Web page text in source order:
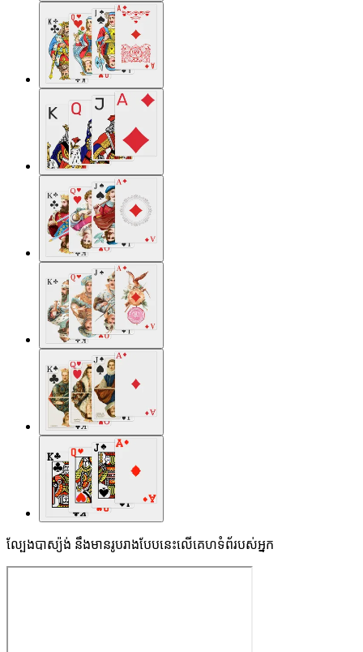
ល្បែងបាស្យ៉ង់ នឹងមានរូបរាងបែបនេះលើគេហទំព័របស់អ្នក